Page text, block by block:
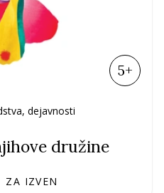
5+
dejavnosti
družine
ZA IZVEN